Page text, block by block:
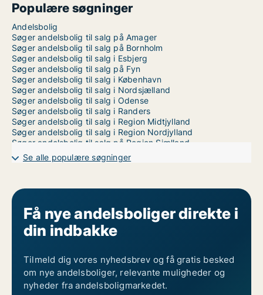
Populære søgninger
Andelsbolig
Søger andelsbolig til salg på Amager
Søger andelsbolig til salg på Bornholm
Søger andelsbolig til salg i Esbjerg
Søger andelsbolig til salg på Fyn
Søger andelsbolig til salg i København
Søger andelsbolig til salg i Nordsjælland
Søger andelsbolig til salg i Odense
Søger andelsbolig til salg i Randers
Søger andelsbolig til salg i Region Midtjylland
Søger andelsbolig til salg i Region Nordjylland
Søger andelsbolig til salg på Region Sjælland
Søger andelsbolig til salg i Region Sydjylland
Søger andelsbolig til salg i Storkøbenhavn
Søger andelsbolig til salg i Aalborg
Søger andelsbolig til salg i Århus
Se alle populære søgninger
Få nye andelsboliger direkte i
din indbakke
Tilmeld dig vores nyhedsbrev og få gratis besked
om nye andelsboliger, relevante muligheder og
nyheder fra andelsboligmarkedet.